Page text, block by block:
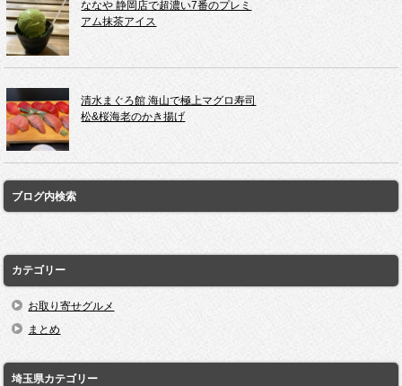
ななや 静岡店で超濃い7番のプレミ
アム抹茶アイス
清水まぐろ館 海山で極上マグロ寿司
松&桜海老のかき揚げ
ブログ内検索
カテゴリー
お取り寄せグルメ
まとめ
埼玉県カテゴリー